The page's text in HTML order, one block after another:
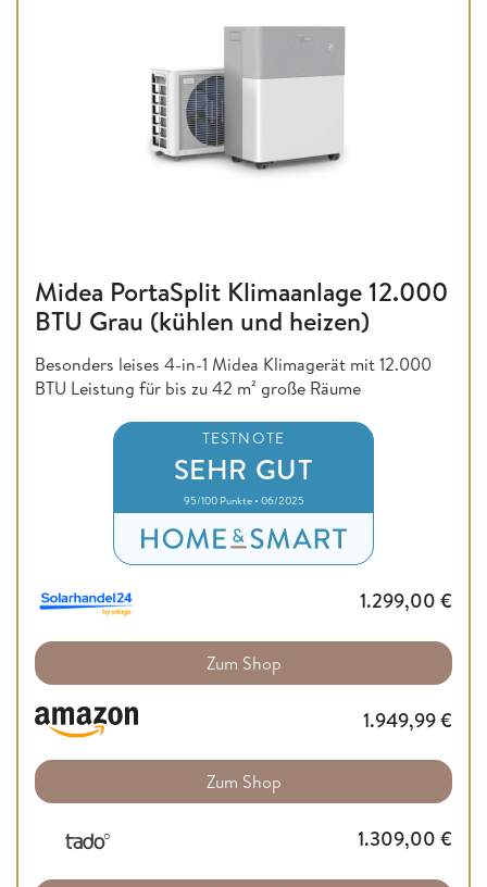
Midea PortaSplit Klimaanlage 12.000
BTU Grau (kühlen und heizen)
Besonders leises 4-in-1 Midea Klimagerät mit 12.000
BTU Leistung für bis zu 42 m² große Räume
TESTNOTE
SEHR GUT
95/100 Punkte • 06/2025
1.299,00 €
Zum Shop
1.949,99€
Zum Shop
1.309,00 €